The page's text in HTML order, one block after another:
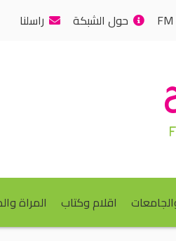
حول الشبكة راسلنا
اقلام وكتاب المراة